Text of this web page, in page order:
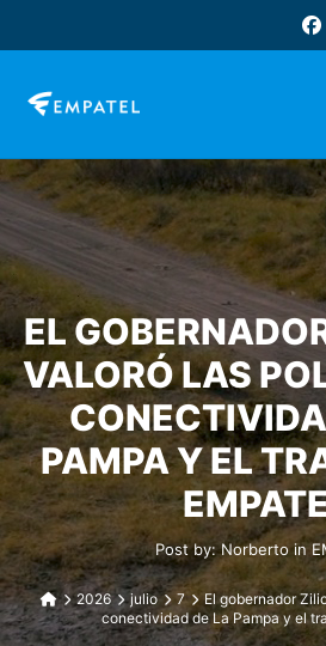
EL
VALORÓ LAS
PAMPA Y EL
Post by:Norbertoin
2026 julio 7
El gobernador
conectividad de La Pampa y el